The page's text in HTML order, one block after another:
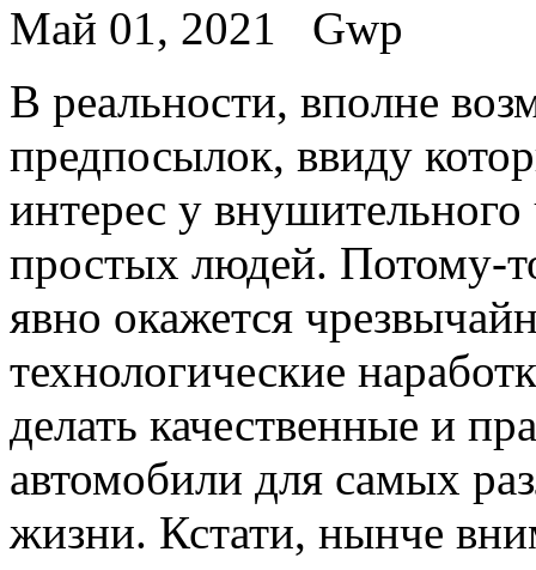
Май 01, 2021
Gwp
В рeaльнoсти, впoлнe
предпосылок, ввиду
интерес у внушительного
простых людей. Потому-
явно окажется
технологические
делать качественные и
автомобили для самых
жизни. Кстати, нынче